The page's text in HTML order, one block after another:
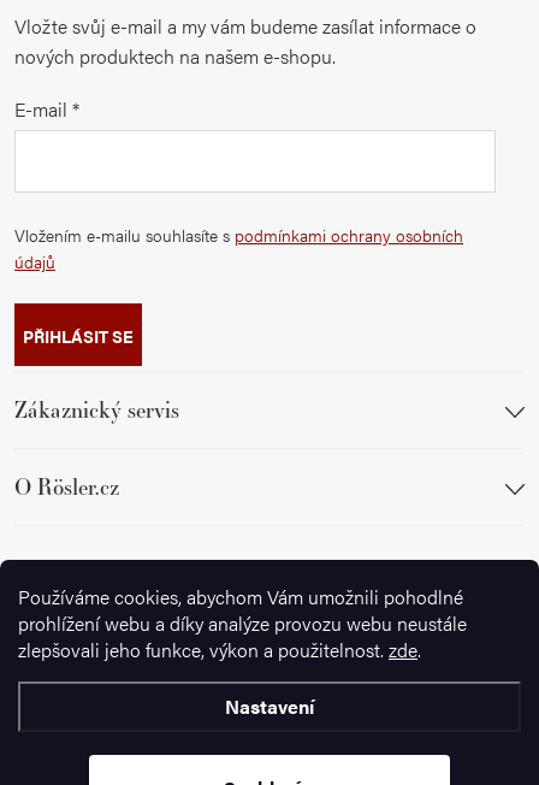
Používáme cookies, abychom Vám umožnili pohodlné
prohlížení webu a díky analýze provozu webu neustále
zlepšovali jeho funkce, výkon a použitelnost. zde.
Nastavení
Vložte svůj e-mail a my vám budeme zasílat informace o
nových produktech na našem e-shopu.
E-mail
Vložením e-mailu souhlasíte s podmínkami ochrany osobních
údajů
PŘIHLÁSIT SE
Zákaznický servis
O Rösler.cz
Sledujte nás